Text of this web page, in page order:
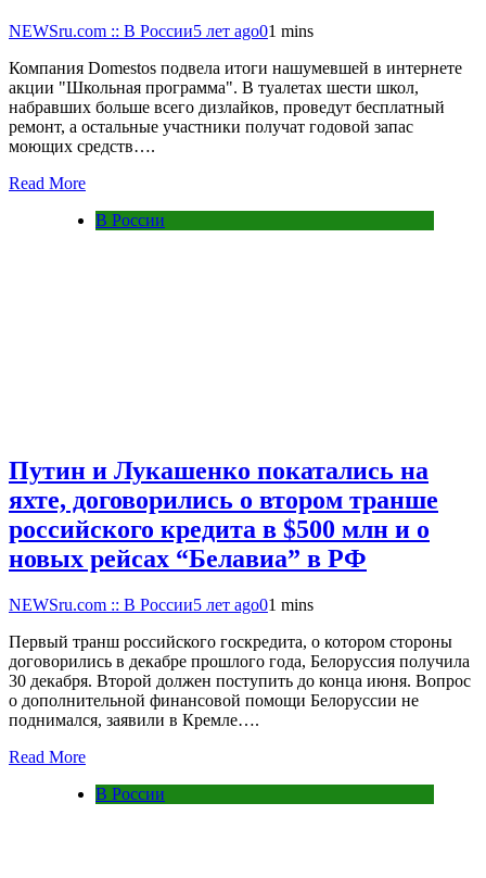
NEWSru.com :: В России5 лет ago01 mins
Компания Domestos подвела итоги нашумевшей в интернете
акции "Школьная программа". В туалетах шести школ,
набравших больше всего дизлайков, проведут бесплатный
ремонт, а остальные участники получат годовой запас
моющих средств….
Read More
В России
Путин и Лукашенко покатались на
яхте, договорились о втором транше
российского кредита в $500 млн и о
новых рейсах “Белавиа” в РФ
NEWSru.com :: В России5 лет ago01 mins
Первый транш российского госкредита, о котором стороны
договорились в декабре прошлого года, Белоруссия получила
30 декабря. Второй должен поступить до конца июня. Вопрос
о дополнительной финансовой помощи Белоруссии не
поднимался, заявили в Кремле….
Read More
В России